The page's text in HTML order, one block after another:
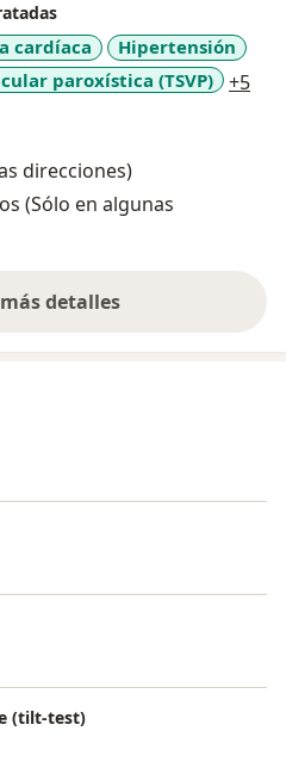
cardíaca
Hipertensión
paroxística (TSVP)
+5
direcciones)
(Sólo en algunas
detalles
sobre la experiencia
(tilt-test)